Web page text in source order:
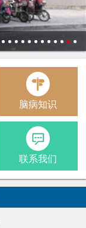
1 2 3 4 5 6 7 8 9 101112
脑病知识
联系我们